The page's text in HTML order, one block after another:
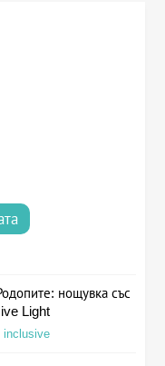
нощувка със
Light
inclusive